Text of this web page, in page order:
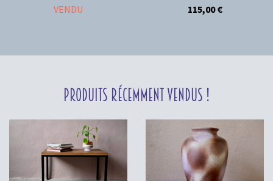
VENDU 115,00€
Produits récemment vendus !